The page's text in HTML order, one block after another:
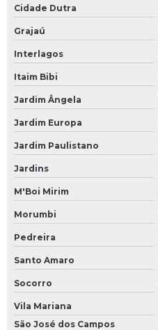
Cidade Dutra
Grajaú
Interlagos
Itaim Bibi
Jardim Ângela
Jardim Europa
Jardim Paulistano
Jardins
M'Boi Mirim
Morumbi
Pedreira
Santo Amaro
Socorro
Vila Mariana
São José dos Campos